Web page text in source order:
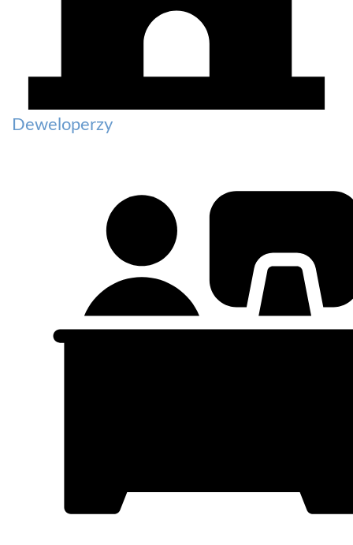
Deweloperzy